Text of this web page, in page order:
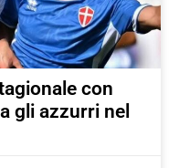
con
gli azzurri nel